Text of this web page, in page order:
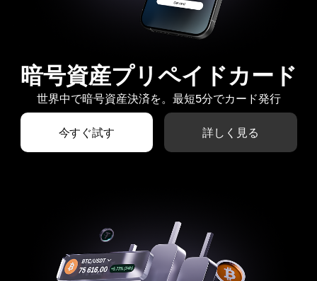
暗号資産プリペイドカード
世界中で暗号資産決済を。最短5分でカード発行
今すぐ試す 詳しく見る